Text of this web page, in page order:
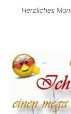
Herzliches